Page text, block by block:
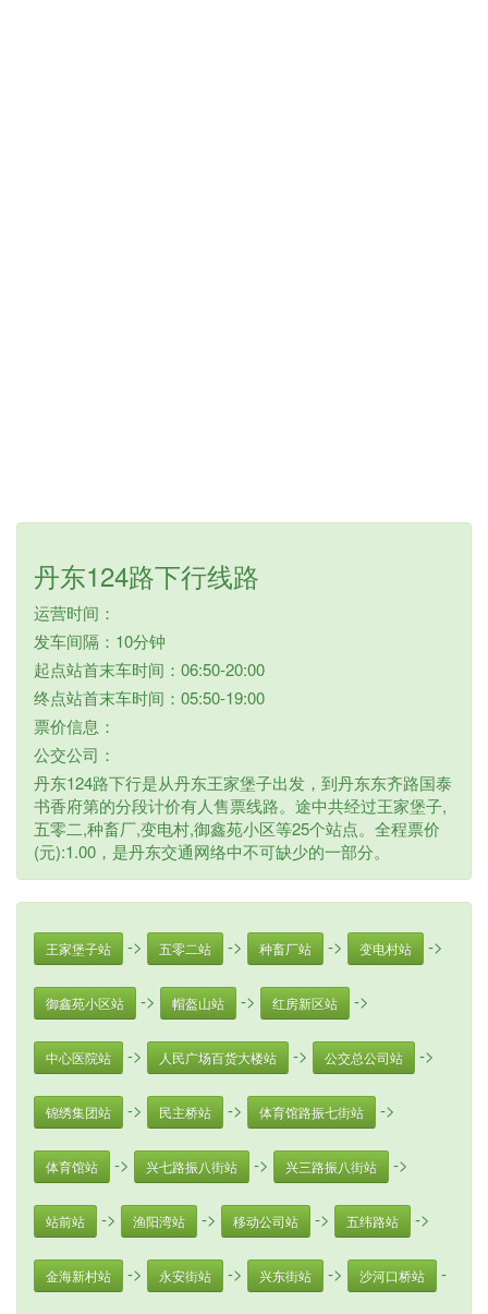
丹东124路下行线路
运营时间：
发车间隔：10分钟
起点站首末车时间：06:50-20:00
终点站首末车时间：05:50-19:00
票价信息：
公交公司：
丹东124路下行是从丹东王家堡子出发，到丹东东齐路国泰
书香府第的分段计价有人售票线路。途中共经过王家堡子,
五零二,种畜厂,变电村,御鑫苑小区等25个站点。全程票价
(元):1.00，是丹东交通网络中不可缺少的一部分。
王家堡子站 -> 五零二站 -> 种畜厂站 -> 变电村站 ->
御鑫苑小区站 -> 帽盔山站 -> 红房新区站 ->
中心医院站 -> 人民广场百货大楼站 -> 公交总公司站 ->
锦绣集团站 -> 民主桥站 -> 体育馆路振七街站 ->
体育馆站 -> 兴七路振八街站 -> 兴三路振八街站 ->
站前站 -> 渔阳湾站 -> 移动公司站 -> 五纬路站 ->
金海新村站 -> 永安街站 -> 兴东街站 -> 沙河口桥站 -